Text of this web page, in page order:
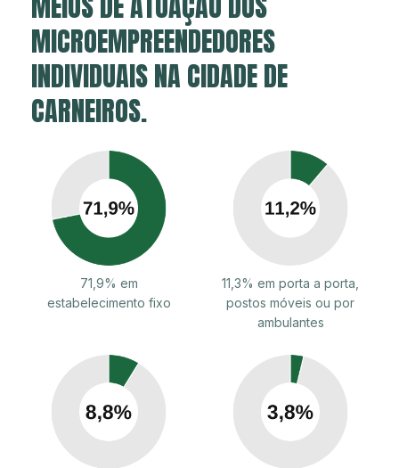
MICROEMPREENDEDORES
INDIVIDUAIS NA CIDADE DE
CARNEIROS.
71,9% em
estabelecimento fixo
11,3% em porta a porta,
postos móveis ou por
ambulantes